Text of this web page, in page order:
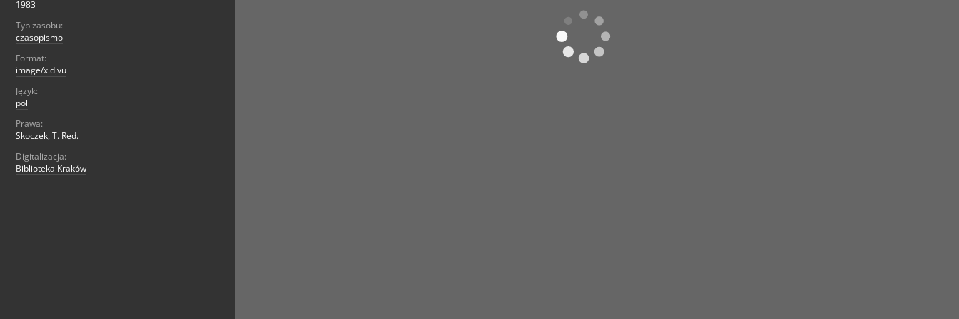
1983
Typ zasobu:
czasopismo
Format:
image/x.djvu
Język:
pol
Prawa:
Skoczek, T. Red.
Digitalizacja:
Biblioteka Kraków